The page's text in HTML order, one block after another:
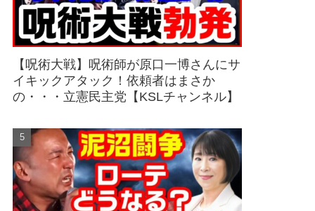
【呪術大戦】呪術師が原口一博さんにサ
イキックアタック！依頼者はまさか
の・・・立憲民主党【KSLチャンネル】